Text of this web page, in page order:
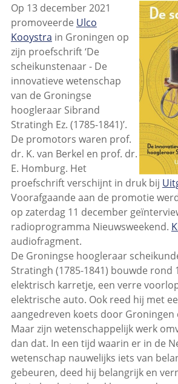
Op 13 december 2021
promoveerde Ulco
Kooystra in Groningen op
zijn proefschrift ‘De
scheikunstenaar - De
innovatieve wetenschap
van de Groningse
hoogleraar Sibrand
Stratingh Ez. (1785-1841)’.
De promotors waren prof.
dr. K. van Berkel en prof. dr.
E. Homburg. Het
proefschrift verschijnt in druk bij
Voorafgaande aan de promotie
op zaterdag 11 december
radioprogramma Nieuwsweekend.
audiofragment.
De Groningse hoogleraar
Stratingh (1785-1841) bouwde rond
elektrisch karretje, een verre
elektrische auto. Ook reed hij met
aangedreven koets door Groningen
Maar zijn wetenschappelijk werk
dan dat. In een tijd waarin er in de
wetenschap nauwelijks iets van
gebeuren, deed hij belangrijk en